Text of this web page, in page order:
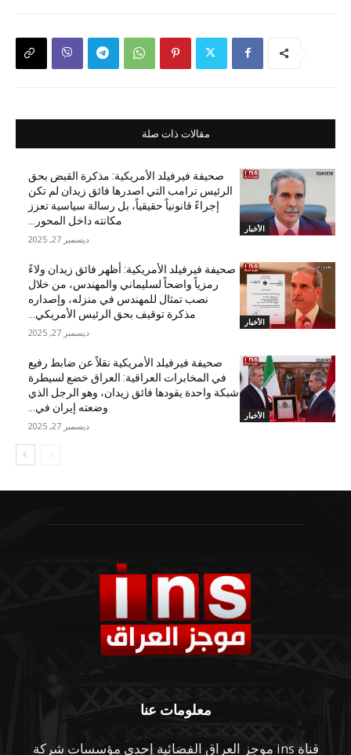
مقالات ذات صلة
الأخبار
صحيفة فيرفيلد الأمريكية: مذكرة القبض بحق
الرئيس ترامب التي اصدرها فائق زيدان لم تكن
إجراءً قانونياً حقيقياً، بل رسالة سياسية تعزز
مكانته داخل المحور...
ديسمبر 27, 2025
الأخبار
صحيفة فيرفيلد الأمريكية: أظهر فائق زيدان ولاءً
رمزياً واضحاً لسليماني والمهندس، من خلال
نصب تمثال للمهندس في منزله، وإصداره
مذكرة توقيف بحق الرئيس الأمريكي...
ديسمبر 27, 2025
الأخبار
صحيفة فيرفيلد الأمريكية نقلاً عن ضابط رفيع
في المخابرات العراقية: العراق خضع لسيطرة
شبكة واحدة يقودها فائق زيدان، وهو الرجل الذي
وضعته إيران في...
ديسمبر 27, 2025
معلومات عنا
قناة ins موجز العراق الفضائية إحدى مؤسسات شركة